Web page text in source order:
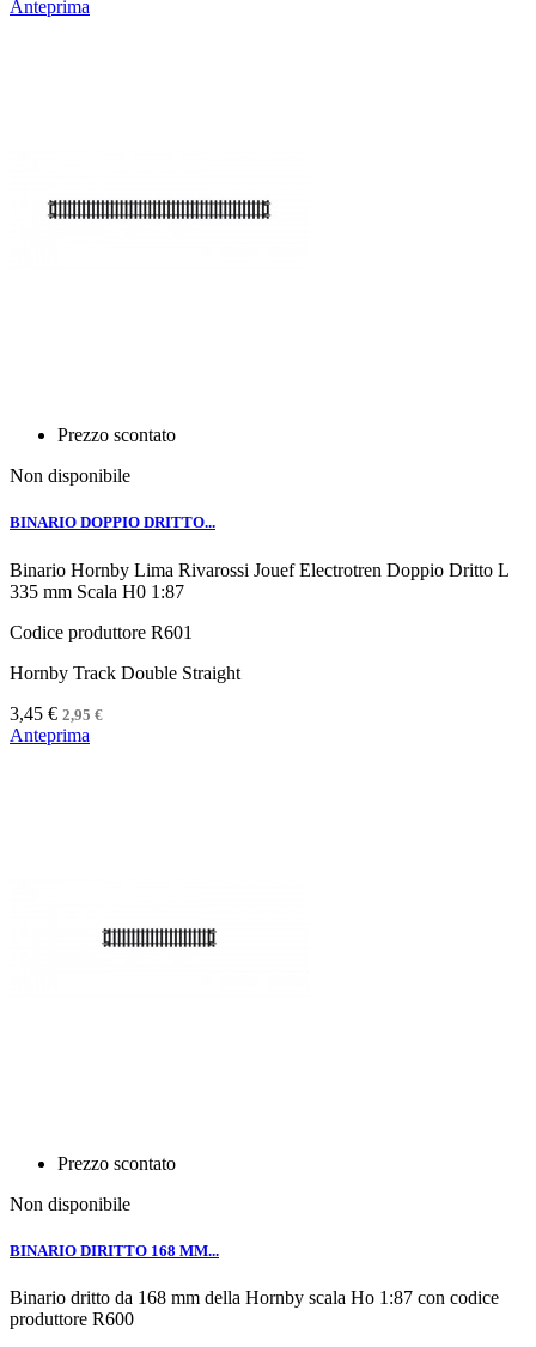
Anteprima
Prezzo scontato
Non disponibile
BINARIO DOPPIO DRITTO...
Binario Hornby Lima Rivarossi Jouef Electrotren Doppio Dritto L
335 mm Scala H0 1:87
Codice produttore R601
Hornby Track Double Straight
3,45 € 2,95 €
Anteprima
Prezzo scontato
Non disponibile
BINARIO DIRITTO 168 MM...
Binario dritto da 168 mm della Hornby scala Ho 1:87 con codice
produttore R600